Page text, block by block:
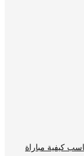
كيفية مباراة